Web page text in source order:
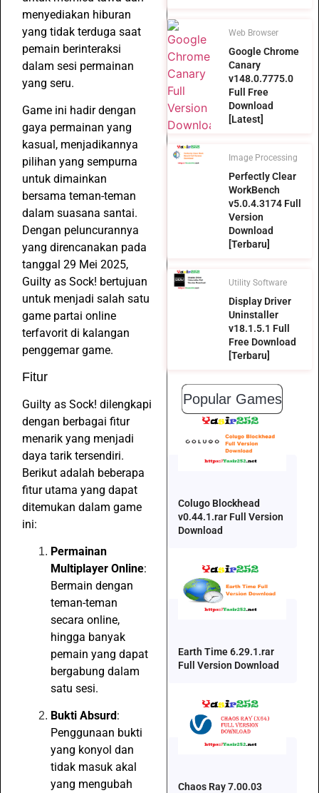
menyediakan hiburan
yang tidak terduga saat
pemain berinteraksi
dalam sesi permainan
yang seru.
Game ini hadir dengan
gaya permainan yang
kasual, menjadikannya
pilihan yang sempurna
untuk dimainkan
bersama teman-teman
dalam suasana santai.
Dengan peluncurannya
yang direncanakan pada
tanggal 29 Mei 2025,
Guilty as Sock! bertujuan
untuk menjadi salah satu
game partai online
terfavorit di kalangan
penggemar game.
Fitur
Guilty as Sock! dilengkapi
dengan berbagai fitur
menarik yang menjadi
daya tarik tersendiri.
Berikut adalah beberapa
fitur utama yang dapat
ditemukan dalam game
ini:
Permainan
Multiplayer Online:
Bermain dengan
teman-teman
secara online,
hingga banyak
pemain yang dapat
bergabung dalam
satu sesi.
Bukti Absurd :
Penggunaan bukti
yang konyol dan
tidak masuk akal
yang mengubah
Web Browser
Google Chrome
Canary
v148.0.7775.0
Full Free
Download
[Latest]
Image Processing
Perfectly Clear
WorkBench
v5.0.4.3174 Full
Version
Download
[Terbaru]
Utility Software
Display Driver
Uninstaller
v18.1.5.1 Full
Free Download
[Terbaru]
Popular Games
Colugo Blockhead
v0.44.1.rar Full Version
Download
Earth Time 6.29.1.rar
Full Version Download
Chaos Ray 7.00.03